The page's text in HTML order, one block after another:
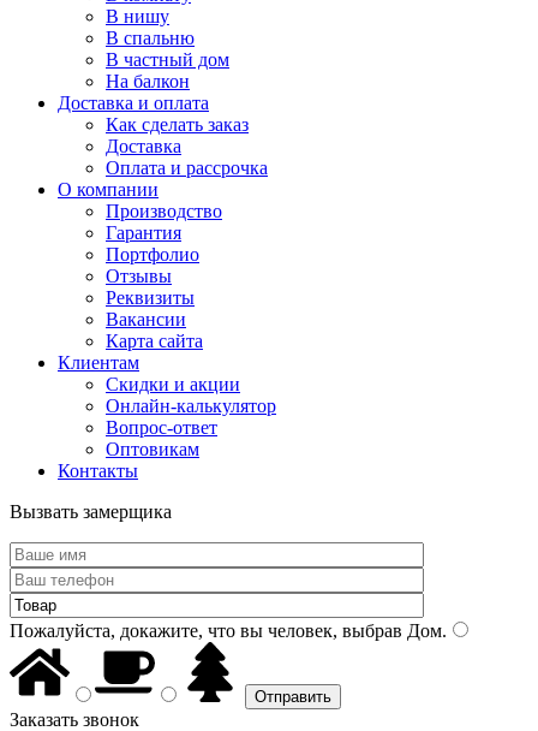
В нишу
В спальню
В частный дом
На балкон
Доставка и оплата
Как сделать заказ
Доставка
Оплата и рассрочка
О компании
Производство
Гарантия
Портфолио
Отзывы
Реквизиты
Вакансии
Карта сайта
Клиентам
Скидки и акции
Онлайн-калькулятор
Вопрос-ответ
Оптовикам
Контакты
Вызвать замерщика
Пожалуйста, докажите, что вы человек, выбрав Дом.
Заказать звонок